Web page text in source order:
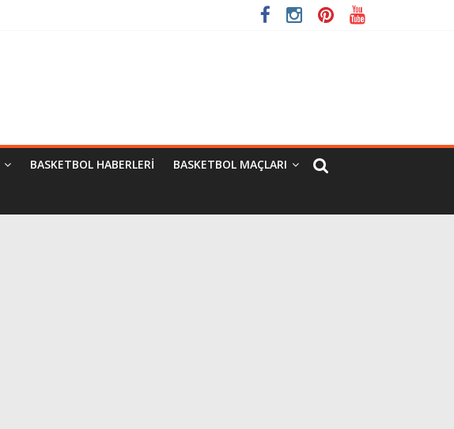
BASKETBOL HABERLERI BASKETBOL MAÇLARI